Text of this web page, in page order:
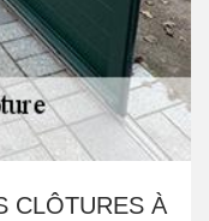
CLÔTURES À